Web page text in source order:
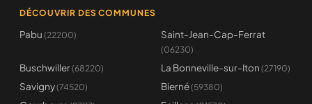
DÉCOUVRIR DES COMMUNES
Pabu (22200) Saint-Jean-Cap-Ferrat
(06230)
Buschwiller(68220) La Bonneville-sur-Iton (27190)
Savigny(74520) Bierné(59380)